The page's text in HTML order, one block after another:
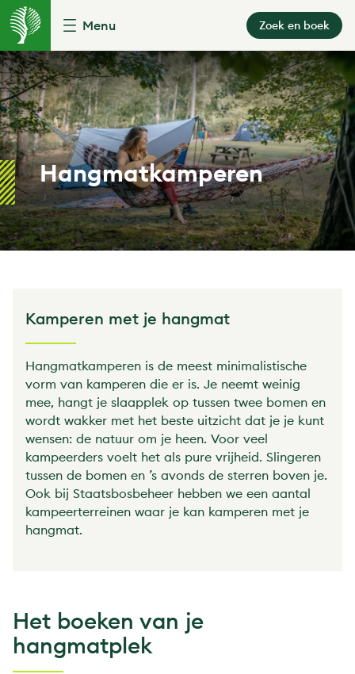
Menu Zoek en boek
Hangmatkamperen
Kamperen met je hangmat
Hangmatkamperen is de meest minimalistische
vorm van kamperen die er is. Je neemt weinig
mee, hangt je slaapplek op tussen twee bomen en
wordt wakker met het beste uitzicht dat je je kunt
wensen: de natuur om je heen. Voor veel
kampeerders voelt het als pure vrijheid. Slingeren
tussen de bomen en ’s avonds de sterren boven je.
Ook bij Staatsbosbeheer hebben we een aantal
kampeerterreinen waar je kan kamperen met je
hangmat.
Het boeken van je
hangmatplek